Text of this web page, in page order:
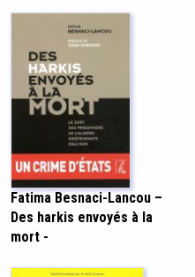
Fatima Besnaci-Lancou –
Des harkis envoyés à la
mort -